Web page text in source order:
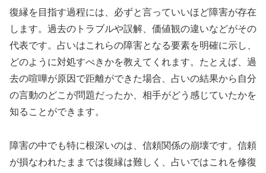
復縁を目指す過程には、必ずと言っていいほど障害が存在
します。過去のトラブルや誤解、価値観の違いなどがその
代表です。占いはこれらの障害となる要素を明確に示し、
どのように対処すべきかを教えてくれます。たとえば、過
去の喧嘩が原因で距離ができた場合、占いの結果から自分
の言動のどこが問題だったか、相手がどう感じていたかを
知ることができます。
障害の中でも特に根深いのは、信頼関係の崩壊です。信頼
が損なわれたままでは復縁は難しく、占いではこれを修復